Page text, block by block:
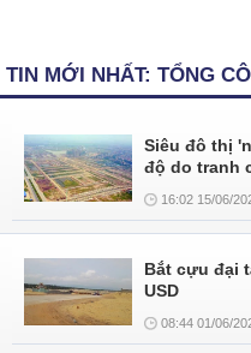
TIN MỚI NHẤT: TỔNG
Siêu đô thị
độ do tranh
16:02 15/06/
Bắt cựu đại
USD
08:44 01/06/